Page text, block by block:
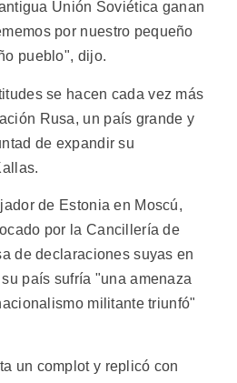
Unión Soviética ganan
por nuestro pequeño
pueblo", dijo.
se hacen cada vez más
Rusa, un país grande y
de expandir su
de Estonia en Moscú,
por la Cancillería de
de declaraciones suyas en
país sufría "una amenaza
militante triunfó"
un complot y replicó con